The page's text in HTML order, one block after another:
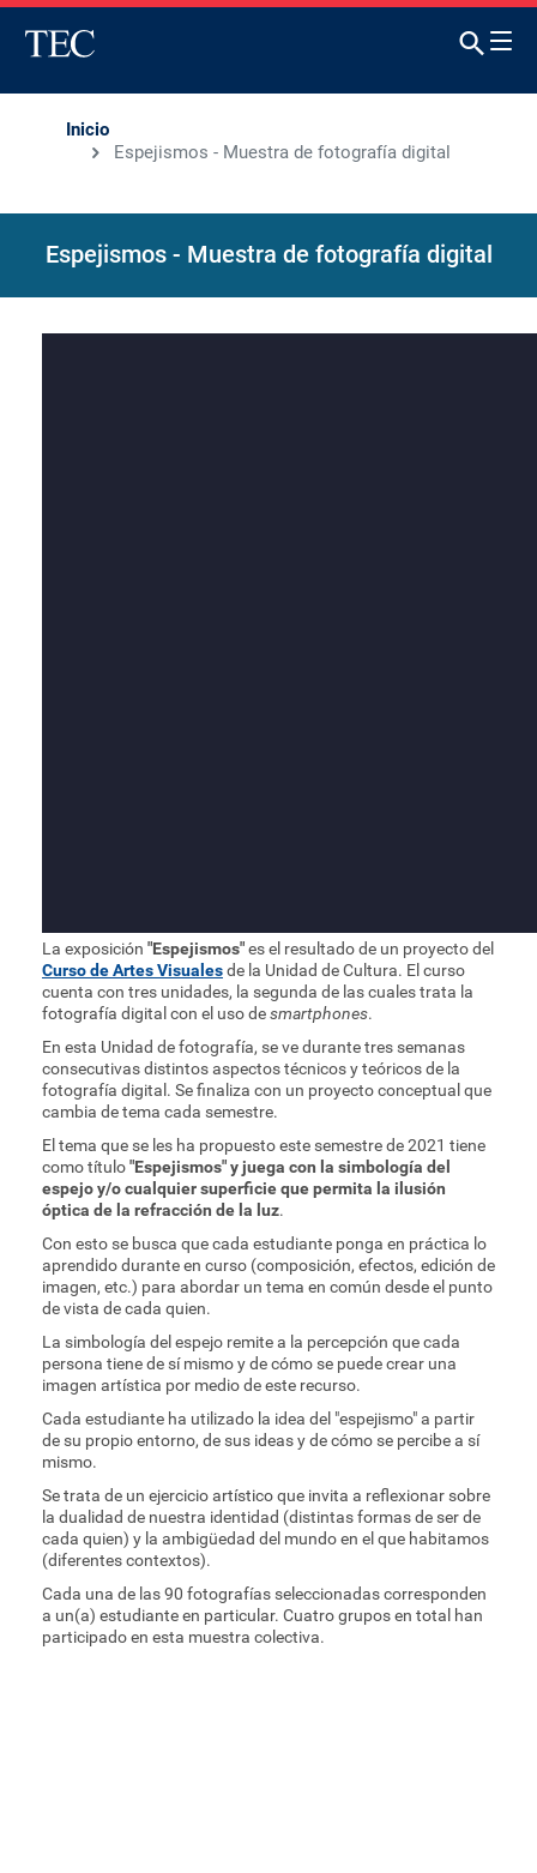
Inicio
Espejismos - Muestra de fotografía digital
Espejismos - Muestra de fotografía digital
La exposición "Espejismos"es el resultado de un proyecto del
Curso de Artes Visualesde la Unidad de Cultura. El curso
cuenta con tres unidades, la segunda de las cuales trata la
fotografía digital con el uso desmartphones.
En esta Unidad de fotografía, se ve durante tres semanas
consecutivas distintos aspectos técnicos y teóricos de la
fotografía digital. Se finaliza con un proyecto conceptual que
cambia de tema cada semestre.
El tema que se les ha propuesto este semestre de 2021 tiene
como título"Espejismos" y juega con la simbología del
espejo y/o cualquier superficie que permita la ilusión
óptica de la refracción de la luz.
Con esto se busca que cada estudiante ponga en práctica lo
aprendido durante en curso (composición, efectos, edición de
imagen, etc.) para abordar un tema en común desde el punto
de vista de cada quien.
La simbología del espejo remite a la percepción que cada
persona tiene de sí mismo y de cómo se puede crear una
imagen artística por medio de este recurso.
Cada estudiante ha utilizado la idea del "espejismo" a partir
de su propio entorno, de sus ideas y de cómo se percibe a sí
mismo.
Se trata de un ejercicio artístico que invita a reflexionar sobre
la dualidad de nuestra identidad (distintas formas de ser de
cada quien) y la ambigüedad del mundo en el que habitamos
(diferentes contextos).
Cada una de las 90 fotografías seleccionadas corresponden
a un(a) estudiante en particular. Cuatro grupos en total han
participado en esta muestra colectiva.